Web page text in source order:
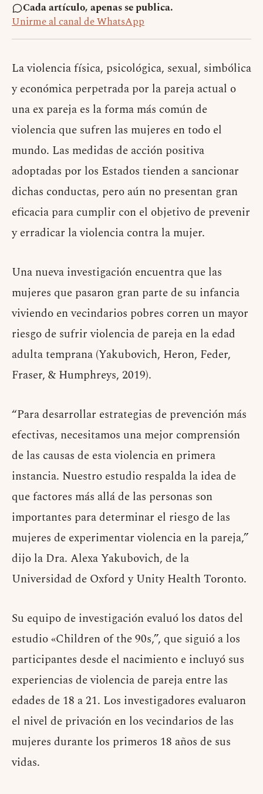
Cada artículo, apenas se publica.
Unirme al canal de WhatsApp
La violencia física, psicológica, sexual, simbólica
y económica perpetrada por la pareja actual o
una ex pareja es la forma más común de
violencia que sufren las mujeres en todo el
mundo. Las medidas de acción positiva
adoptadas por los Estados tienden a sancionar
dichas conductas, pero aún no presentan gran
eficacia para cumplir con el objetivo de prevenir
y erradicar la violencia contra la mujer.
Una nueva investigación encuentra que las
mujeres que pasaron gran parte de su infancia
viviendo en vecindarios pobres corren un mayor
riesgo de sufrir violencia de pareja en la edad
adulta temprana (Yakubovich, Heron, Feder,
Fraser, & Humphreys, 2019).
“Para desarrollar estrategias de prevención más
efectivas, necesitamos una mejor comprensión
de las causas de esta violencia en primera
instancia. Nuestro estudio respalda la idea de
que factores más allá de las personas son
importantes para determinar el riesgo de las
mujeres de experimentar violencia en la pareja,”
dijo la Dra. Alexa Yakubovich, de la
Universidad de Oxford y Unity Health Toronto.
Su equipo de investigación evaluó los datos del
estudio «Children of the 90s,”, que siguió a los
participantes desde el nacimiento e incluyó sus
experiencias de violencia de pareja entre las
edades de 18 a 21. Los investigadores evaluaron
el nivel de privación en los vecindarios de las
mujeres durante los primeros 18 años de sus
vidas.